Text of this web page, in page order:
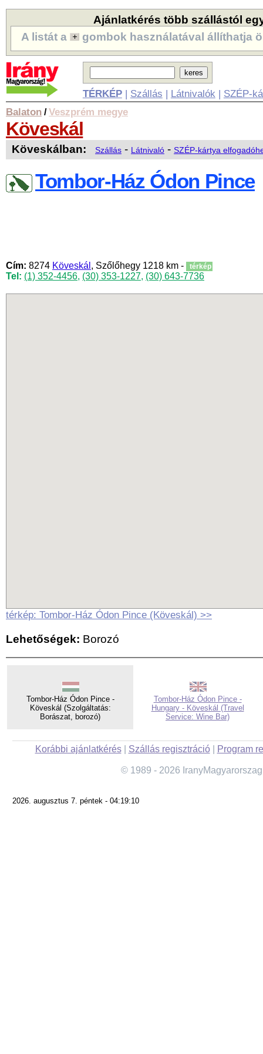
Ajánlatkérés több szállástól
A listát a
gombok használatával állíthatja
TÉRKÉP| Szállás | Látnivalók | SZÉP-
Balaton /Veszprém megye
Köveskál
Köveskálban: Szállás - Látnivaló - SZÉP-kártya
Tombor-Ház Ódon Pince
Cím: 8274 Köveskál , Szőlőhegy 1218 km - térkép
Tel: (1) 352-4456, (30) 353-1227, (30) 643-7736
térkép: Tombor-Ház Ódon Pince (Köveskál) >>
Lehetőségek: Borozó
Tombor-Ház Ódon Pince -
Köveskál (Szolgáltatás:
Borászat, borozó)
Tombor-Ház Ódon Pince -
Hungary - Köveskál (Travel
Service: Wine Bar)
Korábbi ajánlatkérés| Szállás regisztráció| Program
© 1989 - 2026
2026. augusztus 7. péntek - 04:19:10